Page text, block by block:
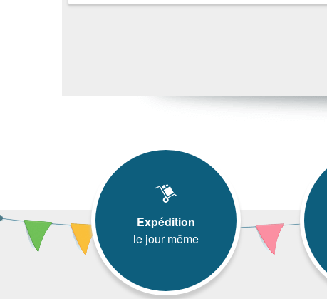
Expédition
le jour même